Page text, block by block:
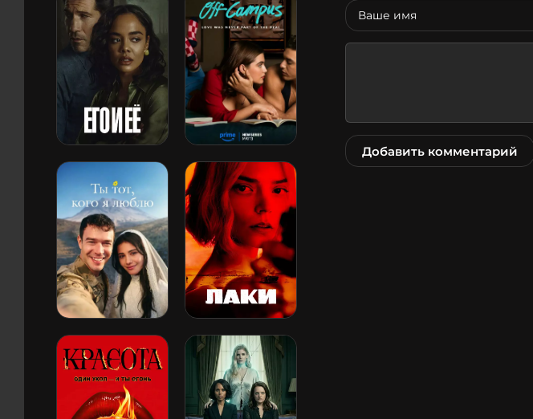
Добавить комментарий